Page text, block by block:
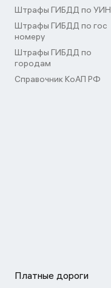
Штрафы ГИБДД по УИН
Штрафы ГИБДД по гос
номеру
Штрафы ГИБДД по
городам
Справочник КоАП РФ
Платные дороги